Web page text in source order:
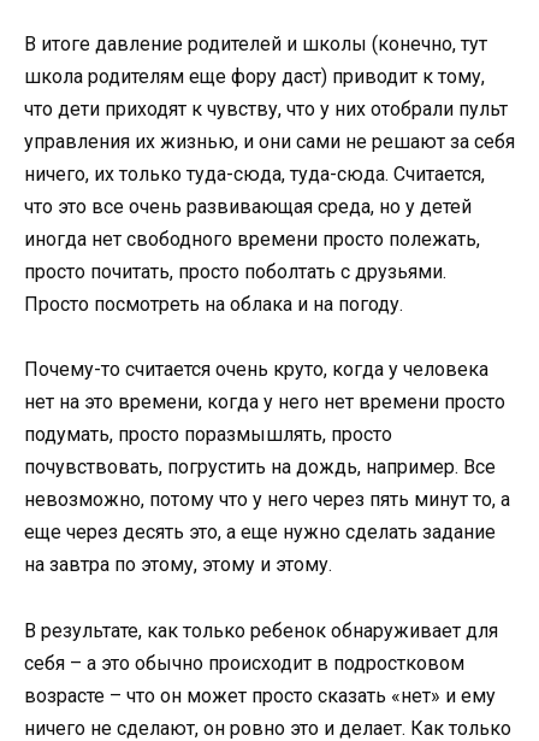
В итоге давление родителей и школы (конечно, тут
школа родителям еще фору даст) приводит к тому,
что дети приходят к чувству, что у них отобрали пульт
управления их жизнью, и они сами не решают за себя
ничего, их только туда-сюда, туда-сюда. Считается,
что это все очень развивающая среда, но у детей
иногда нет свободного времени просто полежать,
просто почитать, просто поболтать с друзьями.
Просто посмотреть на облака и на погоду.
Почему-то считается очень круто, когда у человека
нет на это времени, когда у него нет времени просто
подумать, просто поразмышлять, просто
почувствовать, погрустить на дождь, например. Все
невозможно, потому что у него через пять минут то, а
еще через десять это, а еще нужно сделать задание
на завтра по этому, этому и этому.
В результате, как только ребенок обнаруживает для
себя – а это обычно происходит в подростковом
возрасте – что он может просто сказать «нет» и ему
ничего не сделают, он ровно это и делает. Как только